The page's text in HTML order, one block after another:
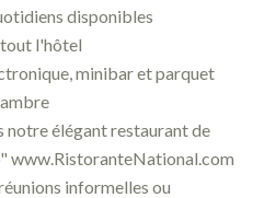
disponibles
l'hôtel
minibar et parquet
notre élégant restaurant de
www.RistoranteNational.com
informelles ou